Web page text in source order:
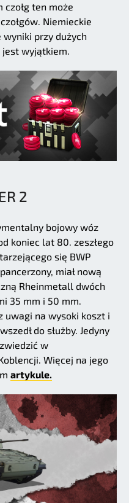
czołg ten może
Niemieckie
wyniki przy dużych
jest wyjątkiem.
2
bojowy wóz
koniec lat 80. zeszłego
się BWP
miał nową
Rheinmetall dwóch
35 mm i 50 mm.
uwagi na wysoki koszt i
do służby. Jedyny
w
Więcej na jego
artykule.